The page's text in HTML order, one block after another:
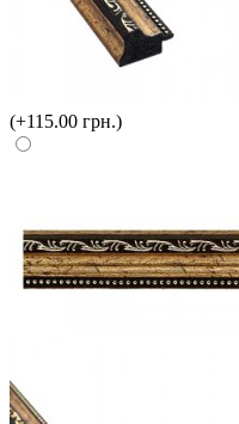
(+115.00 грн.)